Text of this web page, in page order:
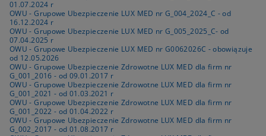
01.07.2024 r
OWU - Grupowe Ubezpieczenie LUX MED nr G_004_2024_C - od
16.12.2024 r
OWU - Grupowe Ubezpieczenie LUX MED nr G_005_2025_C- od
07.04.2025 r
OWU - Grupowe Ubezpieczenie LUX MED nr G0062026C - obowiązuje
od 12.05.2026
OWU - Grupowe Ubezpieczenie Zdrowotne LUX MED dla firm nr
G_001_2016 - od 09.01.2017 r
OWU - Grupowe Ubezpieczenie Zdrowotne LUX MED dla firm nr
G_001_2021 - od 01.03.2021 r
OWU - Grupowe Ubezpieczenie Zdrowotne LUX MED dla firm nr
G_001_2022 - od 01.04.2022 r
OWU - Grupowe Ubezpieczenie Zdrowotne LUX MED dla firm nr
G_002_2017 - od 01.08.2017 r